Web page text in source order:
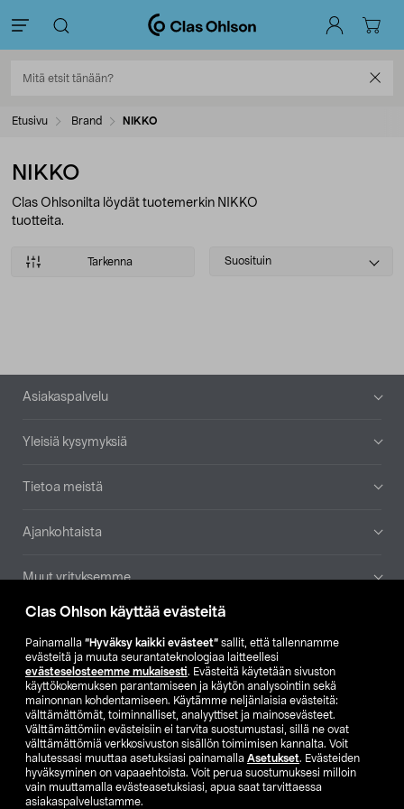
Clas Ohlson käyttää evästeitä
Painamalla ”Hyväksy kaikki evästeet” sallit, että tallennamme
evästeitä ja muuta seurantateknologiaa laitteellesi
evästeselosteemme mukaisesti. Evästeitä käytetään sivuston
käyttökokemuksen parantamiseen ja käytön analysointiin sekä
mainonnan kohdentamiseen. Käytämme neljänlaisia evästeitä:
välttämättömät, toiminnalliset, analyyttiset ja mainosevästeet.
Välttämättömiin evästeisiin ei tarvita suostumustasi, sillä ne ovat
välttämättömiä verkkosivuston sisällön toimimisen kannalta. Voit
halutessasi muuttaa asetuksiasi painamalla Asetukset. Evästeiden
hyväksyminen on vapaaehtoista. Voit perua suostumuksesi milloin
vain muuttamalla evästeasetuksiasi, apua saat tarvittaessa
asiakaspalvelustamme.
Etusivu Brand NIKKO
NIKKO
Clas Ohlsonilta löydät tuotemerkin NIKKO
tuotteita.
Tarkenna
Select
Suosituin
Alatunniste
Asiakaspalvelu
Yleisiä kysymyksiä
Tietoa meistä
Ajankohtaista
Muut yrityksemme
Etsi myymälä
SE NO FI
FI SV